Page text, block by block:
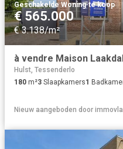
Geschakelde Woning·te koop
€ 565.000
€ 3.138/m²
à vendre Maison
Hulst, Tessenderlo
180 m²3 Slaapkamers1
Nieuw aangeboden door